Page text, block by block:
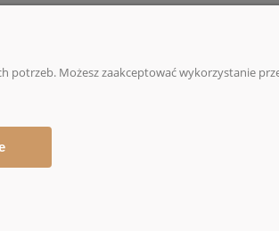
Możesz zaakceptować wykorzystanie